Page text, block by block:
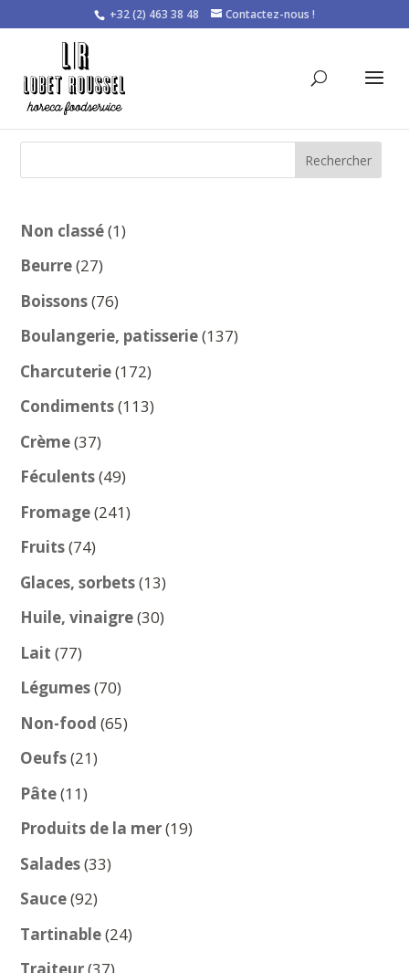
+32 (2) 463 38 48 Contactez-nous !
Rechercher
Non classé 11
Beurre 2727
produits
Boissons 7676
produits
Boulangerie, patisserie 137137
Charcuterie 172172
produits
Condiments 113113
Crème 3737
produits
Féculents 4949
produits
Fromage 241241
Fruits 7474
produits
Glaces, sorbets 1313
produits
Huile, vinaigre 3030
Lait 7777
produits
Légumes 7070
produits
Non-food 6565
Oeufs 2121
Pâte 1111
produits
Produits de la mer 1919
Salades 3333
Sauce 9292
produits
Tartinable 2424
37